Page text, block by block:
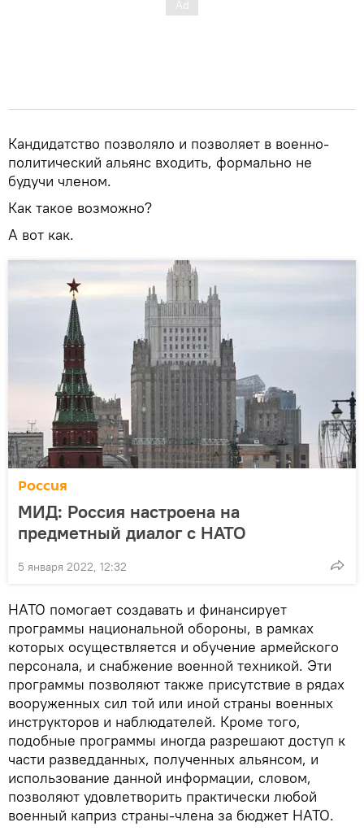
Кандидатство позволяло и позволяет в военно-
политический альянс входить, формально не
будучи членом.
Как такое возможно?
А вот как.
Россия
МИД: Россия настроена на
предметный диалог с НАТО
5 января 2022, 12:32
НАТО помогает создавать и финансирует
программы национальной обороны, в рамках
которых осуществляется и обучение армейского
персонала, и снабжение военной техникой. Эти
программы позволяют также присутствие в рядах
вооруженных сил той или иной страны военных
инструкторов и наблюдателей. Кроме того,
подобные программы иногда разрешают доступ к
части разведданных, полученных альянсом, и
использование данной информации, словом,
позволяют удовлетворить практически любой
военный каприз страны-члена за бюджет НАТО.